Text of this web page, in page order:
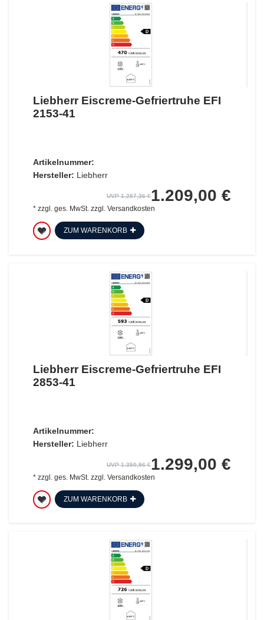
Liebherr Eiscreme-Gefriertruhe EFI
2153-41
Artikelnummer:
Hersteller: Liebherr
UVP 1.257,36 €1.209,00 €
* zzgl. ges. MwSt.zzgl. Versandkosten
ZUM WARENKORB
Liebherr Eiscreme-Gefriertruhe EFI
2853-41
Artikelnummer:
Hersteller: Liebherr
UVP 1.350,96 €1.299,00 €
* zzgl. ges. MwSt. zzgl. Versandkosten
ZUM WARENKORB